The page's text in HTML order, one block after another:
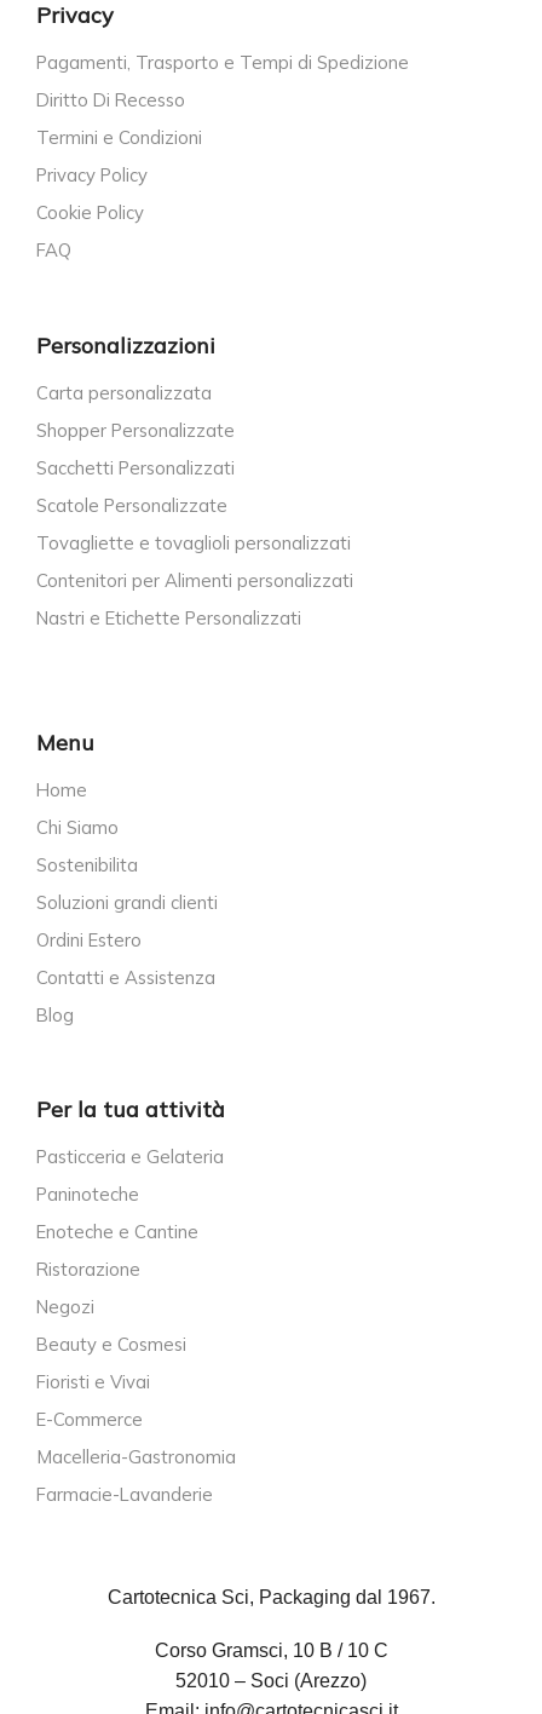
Privacy
Pagamenti, Trasporto e Tempi di Spedizione
Diritto Di Recesso
Termini e Condizioni
Privacy Policy
Cookie Policy
FAQ
Personalizzazioni
Carta personalizzata
Shopper Personalizzate
Sacchetti Personalizzati
Scatole Personalizzate
Tovagliette e tovaglioli personalizzati
Contenitori per Alimenti personalizzati
Nastri e Etichette Personalizzati
Menu
Home
Chi Siamo
Sostenibilita
Soluzioni grandi clienti
Ordini Estero
Contatti e Assistenza
Blog
Per la tua attività
Pasticceria e Gelateria
Paninoteche
Enoteche e Cantine
Ristorazione
Negozi
Beauty e Cosmesi
Fioristi e Vivai
E-Commerce
Macelleria-Gastronomia
Farmacie-Lavanderie
Cartotecnica Sci, Packaging dal 1967.
Corso Gramsci, 10 B / 10 C
52010 – Soci (Arezzo)